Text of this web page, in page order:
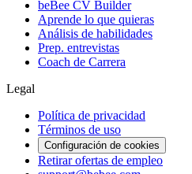
beBee CV Builder
Aprende lo que quieras
Análisis de habilidades
Prep. entrevistas
Coach de Carrera
Legal
Política de privacidad
Términos de uso
Configuración de cookies
Retirar ofertas de empleo